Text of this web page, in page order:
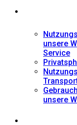
unsere
Service
unsere